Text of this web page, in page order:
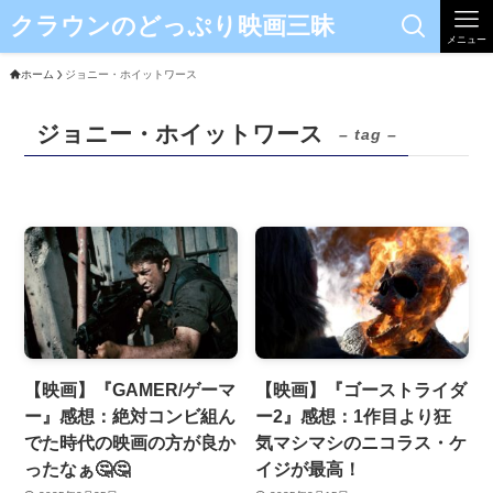
クラウンのどっぷり映画三昧 メニュー
ホーム ジョニー・ホイットワース
ジョニー・ホイットワース – tag –
【映画】『GAMER/ゲーマ
ー』感想：絶対コンビ組ん
でた時代の映画の方が良か
ったなぁ🤔🤔
【映画】『ゴーストライダ
ー2』感想：1作目より狂
気マシマシのニコラス・ケ
イジが最高！